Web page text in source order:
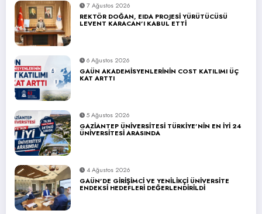
7 Ağustos 2026
REKTÖR DOĞAN, EIDA PROJESİ YÜRÜTÜCÜSÜ
LEVENT KARACAN’I KABUL ETTİ
6 Ağustos 2026
GAÜN AKADEMİSYENLERİNİN COST KATILIMI ÜÇ
KAT ARTTI
5 Ağustos 2026
GAZİANTEP ÜNİVERSİTESİ TÜRKİYE’NİN EN İYİ 24
ÜNİVERSİTESİ ARASINDA
4 Ağustos 2026
GAÜN’DE GİRİŞİMCİ VE YENİLİKÇİ ÜNİVERSİTE
ENDEKSİ HEDEFLERİ DEĞERLENDİRİLDİ